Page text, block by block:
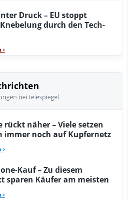
Druck – EU stoppt
durch den Tech-
›
bei telespiegel
rückt näher – Viele setzen
immer noch auf Kupfernetz
›
Kauf – Zu diesem
sparen Käufer am meisten
›